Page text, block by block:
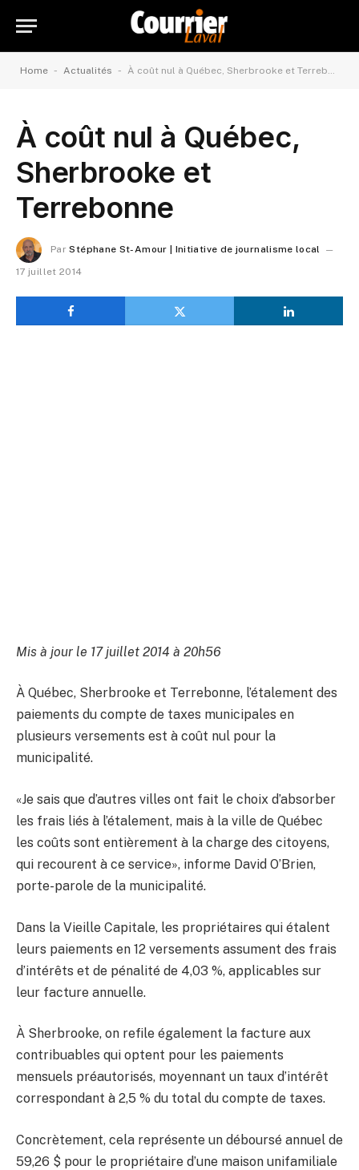
Home - Actualités - À coût nul à Québec, Sherbrooke et Terrebonne
À coût nul à Québec,
Sherbrooke et
Terrebonne
Par Stéphane St-Amour | Initiative de journalisme local
17 juillet 2014
Mis à jour le 17 juillet 2014 à 20h56
À Québec, Sherbrooke et Terrebonne, l’étalement des
paiements du compte de taxes municipales en
plusieurs versements est à coût nul pour la
municipalité.
«Je sais que d’autres villes ont fait le choix d’absorber
les frais liés à l’étalement, mais à la ville de Québec
les coûts sont entièrement à la charge des citoyens,
qui recourent à ce service», informe David O’Brien,
porte-parole de la municipalité.
Dans la Vieille Capitale, les propriétaires qui étalent
leurs paiements en 12 versements assument des frais
d’intérêts et de pénalité de 4,03 %, applicables sur
leur facture annuelle.
À Sherbrooke, on refile également la facture aux
contribuables qui optent pour les paiements
mensuels préautorisés, moyennant un taux d’intérêt
correspondant à 2,5 % du total du compte de taxes.
Concrètement, cela représente un déboursé annuel de
59,26 $ pour le propriétaire d’une maison unifamiliale